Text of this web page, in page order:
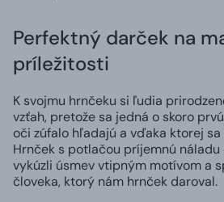
Perfektný darček na
príležitosti
K svojmu hrnčeku si ľudia
vzťah, pretože sa jedná o skoro
oči zúfalo hľadajú a vďaka ktorej
Hrnček s potlačou príjemnú náladu
vykúzli úsmev vtipným motívom a
človeka, ktorý nám hrnček daroval.